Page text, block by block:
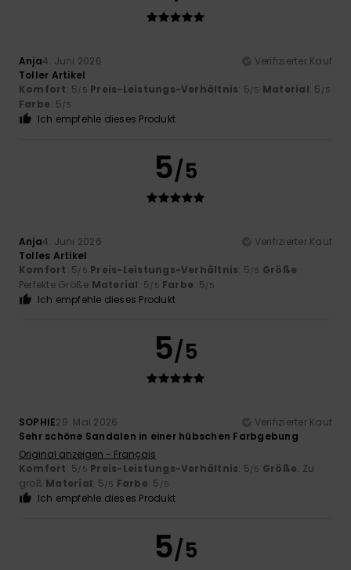
Anja4. Juni 2026
Verifizierter Kauf
Toller Artikel
Komfort: 5/5 Preis-Leistungs-Verhältnis: 5/5 Material: 5 /5
Farbe: 5/5
Ich empfehle dieses Produkt
5/5
Anja4. Juni 2026
Verifizierter Kauf
Tolles Artikel
Komfort: 5/5 Preis-Leistungs-Verhältnis: 5/5 Größe:
Perfekte Größe Material: 5/5 Farbe: 5/5
Ich empfehle dieses Produkt
5/5
SOPHIE29. Mai 2026
Verifizierter Kauf
Sehr schöne Sandalen in einer hübschen Farbgebung
Original anzeigen - Français
Komfort: 5/5 Preis-Leistungs-Verhältnis: 5/5 Größe: Zu
groß Material: 5/5 Farbe: 5 /5
Ich empfehle dieses Produkt
5/5